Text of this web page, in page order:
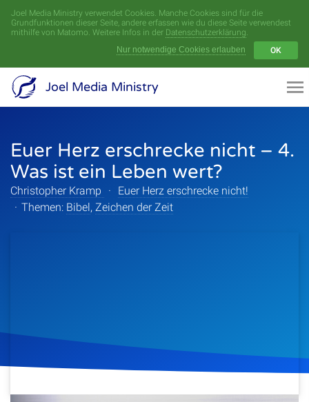
Joel Media Ministry verwendet Cookies. Manche Cookies sind für die
Grundfunktionen dieser Seite, andere erfassen wie du diese Seite verwendest
mithilfe von Matomo. Weitere Infos in der Datenschutzerklärung.
Nur notwendige Cookies erlauben
OK
Joel Media Ministry
Euer Herz erschrecke nicht – 4.
Was ist ein Leben wert?
Christopher Kramp ·
Euer Herz erschrecke nicht!
· Themen: Bibel, Zeichen der Zeit
Menü
Videoarchiv
Serien
Sprecher